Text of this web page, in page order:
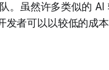
。虽然许多类似的
发者可以以较低的成